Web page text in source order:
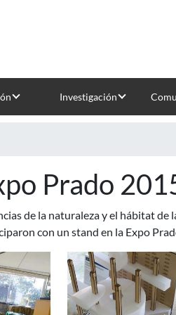
Investigación
Prado
de la naturaleza y el hábitat
con un stand en la Expo